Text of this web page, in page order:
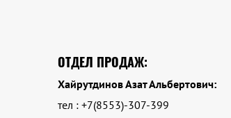
ОТДЕЛ ПРОДАЖ:
Хайрутдинов Азат Альбертович:
тел : +7(8553)-307-399